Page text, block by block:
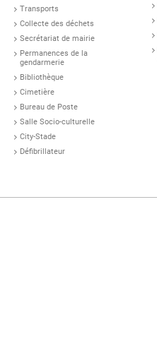
Transports
Collecte des déchets
Secrétariat de mairie
Permanences de la
gendarmerie
Bibliothèque
Cimetière
Bureau de Poste
Salle Socio-culturelle
City-Stade
Défibrillateur